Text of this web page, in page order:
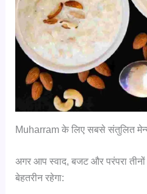
Muharram के लिए सबसे संतुलित
अगर आप स्वाद, बजट और परंपरा
बेहतरीन रहेगा: